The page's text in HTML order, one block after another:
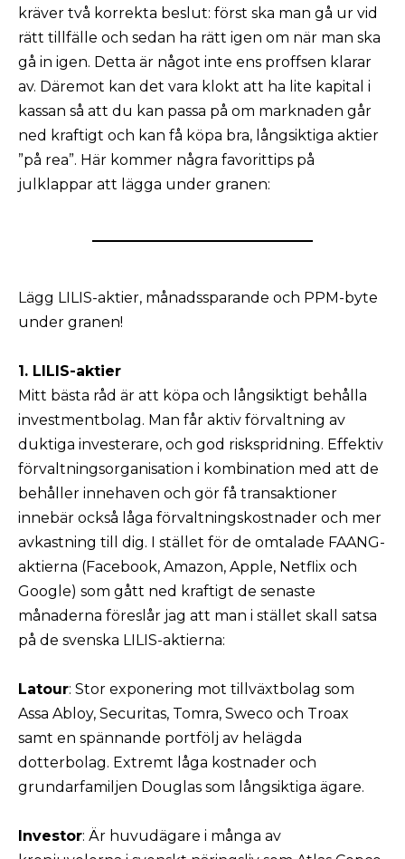
kräver två korrekta beslut: först ska man gå ur vid
rätt tillfälle och sedan ha rätt igen om när man ska
gå in igen. Detta är något inte ens proffsen klarar
av. Däremot kan det vara klokt att ha lite kapital i
kassan så att du kan passa på om marknaden går
ned kraftigt och kan få köpa bra, långsiktiga aktier
”på rea”. Här kommer några favorittips på
julklappar att lägga under granen:
Lägg LILIS-aktier, månadssparande och PPM-byte
under granen!
1. LILIS-aktier
Mitt bästa råd är att köpa och långsiktigt behålla
investmentbolag. Man får aktiv förvaltning av
duktiga investerare, och god riskspridning. Effektiv
förvaltningsorganisation i kombination med att de
behåller innehaven och gör få transaktioner
innebär också låga förvaltningskostnader och mer
avkastning till dig. I stället för de omtalade FAANG-
aktierna (Facebook, Amazon, Apple, Netflix och
Google) som gått ned kraftigt de senaste
månaderna föreslår jag att man i stället skall satsa
på de svenska LILIS-aktierna:
Latour: Stor exponering mot tillväxtbolag som
Assa Abloy, Securitas, Tomra, Sweco och Troax
samt en spännande portfölj av helägda
dotterbolag. Extremt låga kostnader och
grundarfamiljen Douglas som långsiktiga ägare.
Investor: Är huvudägare i många av